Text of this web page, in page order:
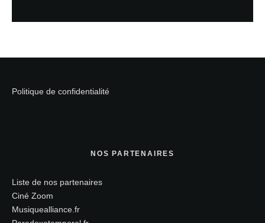
Politique de confidentialité
NOS PARTENAIRES
Liste de nos partenaires
Ciné Zoom
Musiquealliance.fr